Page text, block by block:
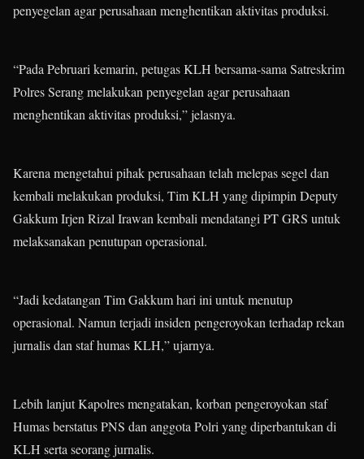
penyegelan agar perusahaan menghentikan aktivitas produksi.
“Pada Pebruari kemarin, petugas KLH bersama-sama Satreskrim
Polres Serang melakukan penyegelan agar perusahaan
menghentikan aktivitas produksi,” jelasnya.
Karena mengetahui pihak perusahaan telah melepas segel dan
kembali melakukan produksi, Tim KLH yang dipimpin Deputy
Gakkum Irjen Rizal Irawan kembali mendatangi PT GRS untuk
melaksanakan penutupan operasional.
“Jadi kedatangan Tim Gakkum hari ini untuk menutup
operasional. Namun terjadi insiden pengeroyokan terhadap rekan
jurnalis dan staf humas KLH,” ujarnya.
Lebih lanjut Kapolres mengatakan, korban pengeroyokan staf
Humas berstatus PNS dan anggota Polri yang diperbantukan di
KLH serta seorang jurnalis.